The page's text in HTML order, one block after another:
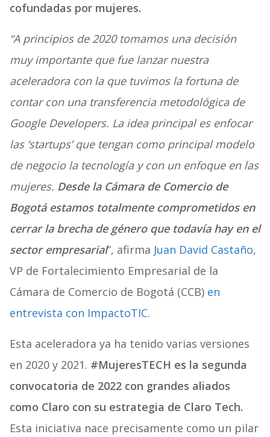
cofundadas por mujeres.
“A principios de 2020 tomamos una decisión
muy importante que fue lanzar nuestra
aceleradora con la que tuvimos la fortuna de
contar con una transferencia metodológica de
Google Developers. La idea principal es enfocar
las ‘startups’ que tengan como principal modelo
de negocio la tecnología y con un enfoque en las
mujeres. Desde la Cámara de Comercio de
Bogotá estamos totalmente comprometidos en
cerrar la brecha de género que todavía hay en el
sector empresarial”, afirma Juan David Castaño,
VP de Fortalecimiento Empresarial de la
Cámara de Comercio de Bogotá (CCB) en
entrevista con ImpactoTIC.
Esta aceleradora ya ha tenido varias versiones
en 2020 y 2021. #MujeresTECH es la segunda
convocatoria de 2022 con grandes aliados
como Claro con su estrategia de Claro Tech.
Esta iniciativa nace precisamente como un pilar